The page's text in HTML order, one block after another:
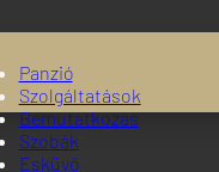
Panzió
Szolgáltatások
Bemutatkozás
Szobák
Esküvő